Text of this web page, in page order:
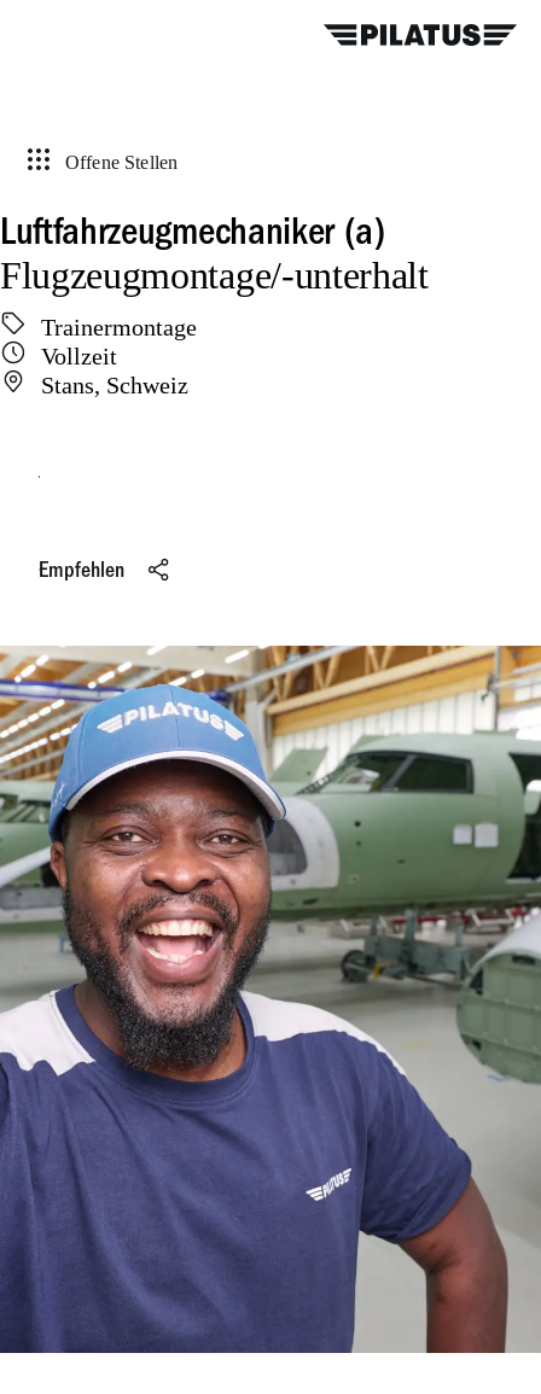
Offene Stellen
Luftfahrzeugmechaniker (a)
Flugzeugmontage/-unterhalt
Trainermontage
Vollzeit
Stans, Schweiz
Online bewerben
Empfehlen